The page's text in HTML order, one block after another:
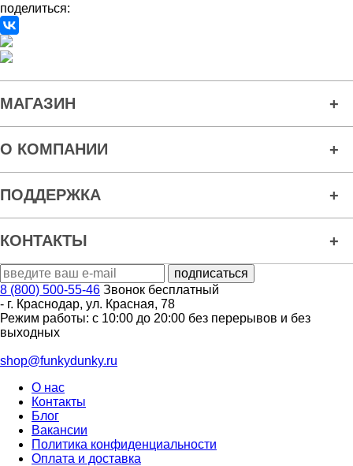
поделиться:
МАГАЗИН
О КОМПАНИИ
ПОДДЕРЖКА
КОНТАКТЫ
8 (800) 500-55-46 Звонок бесплатный
- г. Краснодар, ул. Красная, 78
Режим работы: с 10:00 до 20:00 без перерывов и без
выходных
shop@funkydunky.ru
О нас
Контакты
Блог
Вакансии
Политика конфиденциальности
Оплата и доставка